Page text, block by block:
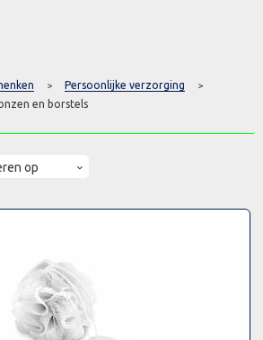
> Persoonlijke verzorging >
en borstels